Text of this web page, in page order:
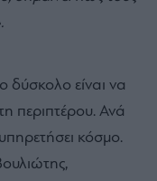
είναι να
περιπτέρου. Ανά
κόσμο.